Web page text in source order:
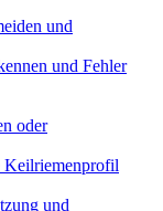
und
und Fehler
oder
Keilriemenprofil
und